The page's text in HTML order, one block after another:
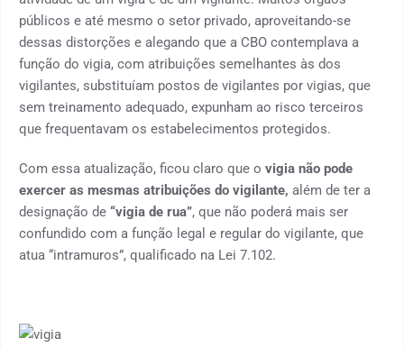
públicos e até mesmo o setor privado, aproveitando-se
dessas distorções e alegando que a CBO contemplava a
função do vigia, com atribuições semelhantes às dos
vigilantes, substituíam postos de vigilantes por vigias, que
sem treinamento adequado, expunham ao risco terceiros
que frequentavam os estabelecimentos protegidos.
Com essa atualização, ficou claro que o vigia não pode
exercer as mesmas atribuições do vigilante, além de ter a
designação de “vigia de rua”, que não poderá mais ser
confundido com a função legal e regular do vigilante, que
atua “intramuros”, qualificado na Lei 7.102.